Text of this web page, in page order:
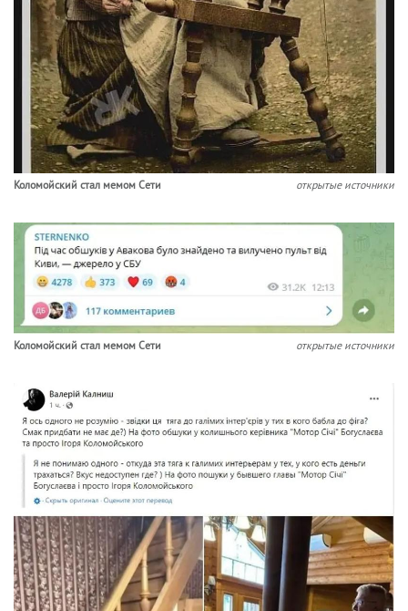
Коломойский стал мемом Сети открытые источники
Коломойский стал мемом Сети открытые источники